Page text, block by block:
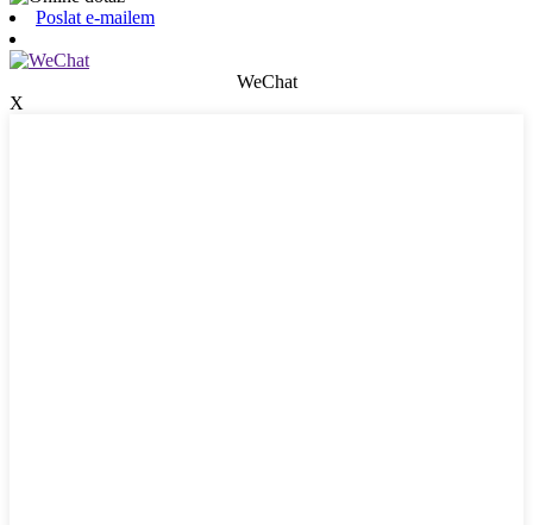
Poslat e-mailem
WeChat
X